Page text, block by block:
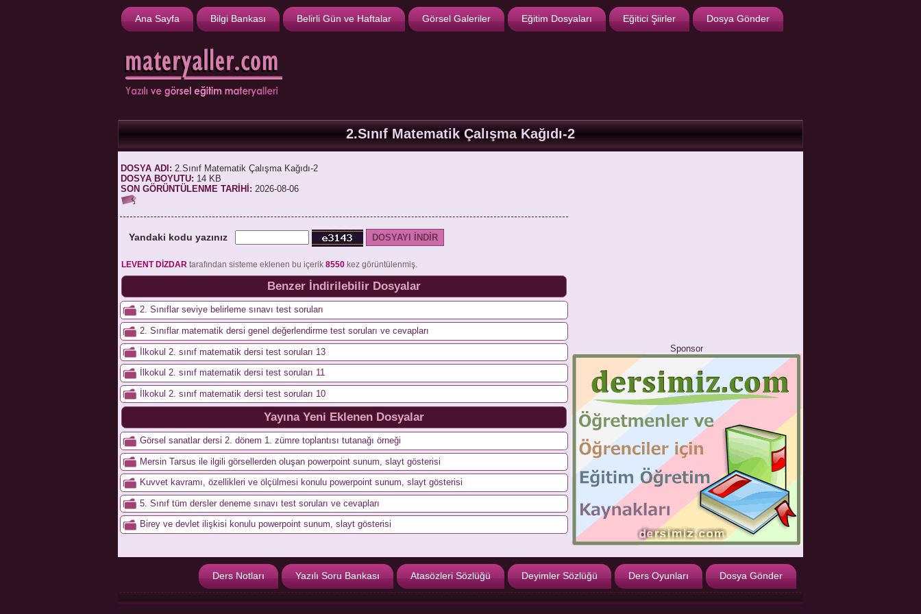
Ana Sayfa Bilgi Bankası Belirli Gün ve Haftalar Görsel Galeriler Eğitim Dosyaları Eğitici Şiirler Dosya Gönder
2.Sınıf Matematik Çalışma Kağıdı-2
DOSYA ADI: 2.Sınıf Matematik Çalışma Kağıdı-2
DOSYA BOYUTU: 14 KB
SON GÖRÜNTÜLENME TARİHİ: 2026-08-06
Yandaki kodu yazınız
LEVENT DİZDAR tarafından sisteme eklenen bu içerik 8550 kez görüntülenmiş.
Benzer İndirilebilir Dosyalar
2. Sınıflar seviye belirleme sınavı test soruları
2. Sınıflar matematik dersi genel değerlendirme test soruları ve cevapları
İlkokul 2. sınıf matematik dersi test soruları 13
İlkokul 2. sınıf matematik dersi test soruları 11
İlkokul 2. sınıf matematik dersi test soruları 10
Yayına Yeni Eklenen Dosyalar
Görsel sanatlar dersi 2. dönem 1. zümre toplantısı tutanağı örneği
Mersin Tarsus ile ilgili görsellerden oluşan powerpoint sunum, slayt gösterisi
Kuvvet kavramı, özellikleri ve ölçülmesi konulu powerpoint sunum, slayt gösterisi
5. Sınıf tüm dersler deneme sınavı test soruları ve cevapları
Birey ve devlet ilişkisi konulu powerpoint sunum, slayt gösterisi
Sponsor
Ders Notları Yazılı Soru Bankası Atasözleri Sözlüğü Deyimler Sözlüğü Ders Oyunları Dosya Gönder